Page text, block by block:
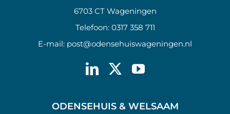
6703 CT Wageningen
Telefoon: 0317 358 711
E-mail: post@odensehuiswageningen.nl
ODENSEHUIS & WELSAAM